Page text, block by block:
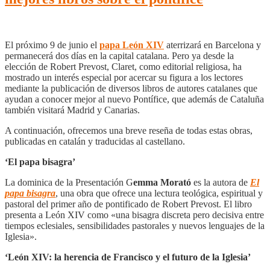
El próximo 9 de junio el papa León XIV aterrizará en Barcelona y
permanecerá dos días en la capital catalana. Pero ya desde la
elección de Robert Prevost, Claret, como editorial religiosa, ha
mostrado un interés especial por acercar su figura a los lectores
mediante la publicación de diversos libros de autores catalanes que
ayudan a conocer mejor al nuevo Pontífice, que además de Cataluña
también visitará Madrid y Canarias.
A continuación, ofrecemos una breve reseña de todas estas obras,
publicadas en catalán y traducidas al castellano.
‘El papa bisagra’
La dominica de la Presentación Gemma Morató es la autora de El
papa bisagra, una obra que ofrece una lectura teológica, espiritual y
pastoral del primer año de pontificado de Robert Prevost. El libro
presenta a León XIV como «una bisagra discreta pero decisiva entre
tiempos eclesiales, sensibilidades pastorales y nuevos lenguajes de la
Iglesia».
‘León XIV: la herencia de Francisco y el futuro de la Iglesia’